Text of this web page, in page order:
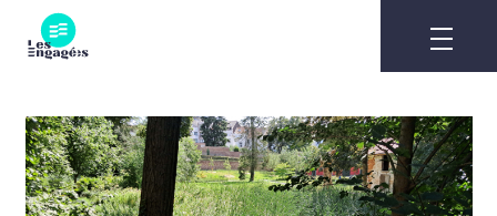
content